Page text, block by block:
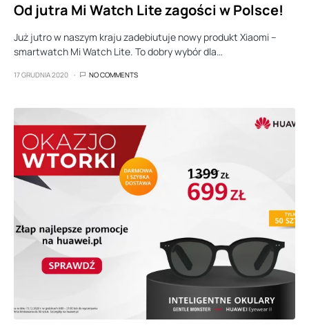
Od jutra Mi Watch Lite zagości w Polsce!
Już jutro w naszym kraju zadebiutuje nowy produkt Xiaomi –
smartwatch Mi Watch Lite. To dobry wybór dla…
17 GRUDNIA 2020 NO COMMENTS